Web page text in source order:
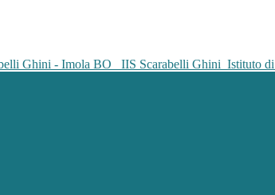
IIS Scarabelli Ghini Istituto